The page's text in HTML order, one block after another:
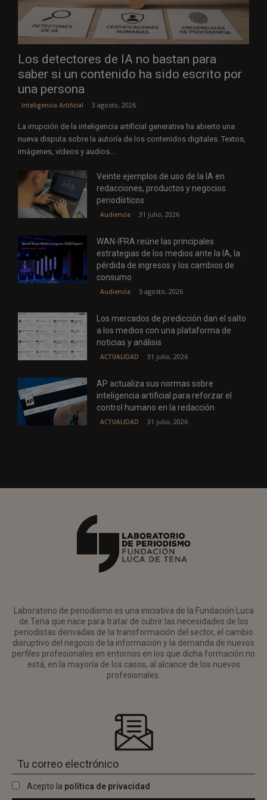
Los detectores de IA no bastan para
saber si un contenido ha sido escrito por
una persona
Inteligencia Artificial 3 agosto, 2026
La irrupción de la inteligencia artificial generativa ha abierto una
nueva disputa sobre la autoría de los contenidos digitales. Textos,
imágenes, vídeos y audios...
Veinte ejemplos de uso de la IA en
redacciones, productos y negocios
periodísticos
Audiencia 31 julio, 2026
WAN-IFRA reúne las principales
estrategias de los medios ante la IA, la
pérdida de ingresos y los cambios de
consumo
Audiencia 5 agosto, 2026
Los mercados de predicción dan el salto
a los medios con una plataforma de
noticias y análisis
ACTUALIDAD 31 julio, 2026
AP actualiza sus normas sobre
inteligencia artificial para reforzar el
control humano en la redacción
ACTUALIDAD 31 julio, 2026
Laboratorio de periodismo es una iniciativa de la Fundación Luca
de Tena que nace para tratar de cubrir las necesidades de los
periodistas derivadas de la transformación del sector, el cambio
disruptivo del negocio de la información y la demanda de nuevos
perfiles profesionales en entornos en los que dicha formación no
está, en la mayoría de los casos, al alcance de los nuevos
profesionales.
Acepto la política de privacidad